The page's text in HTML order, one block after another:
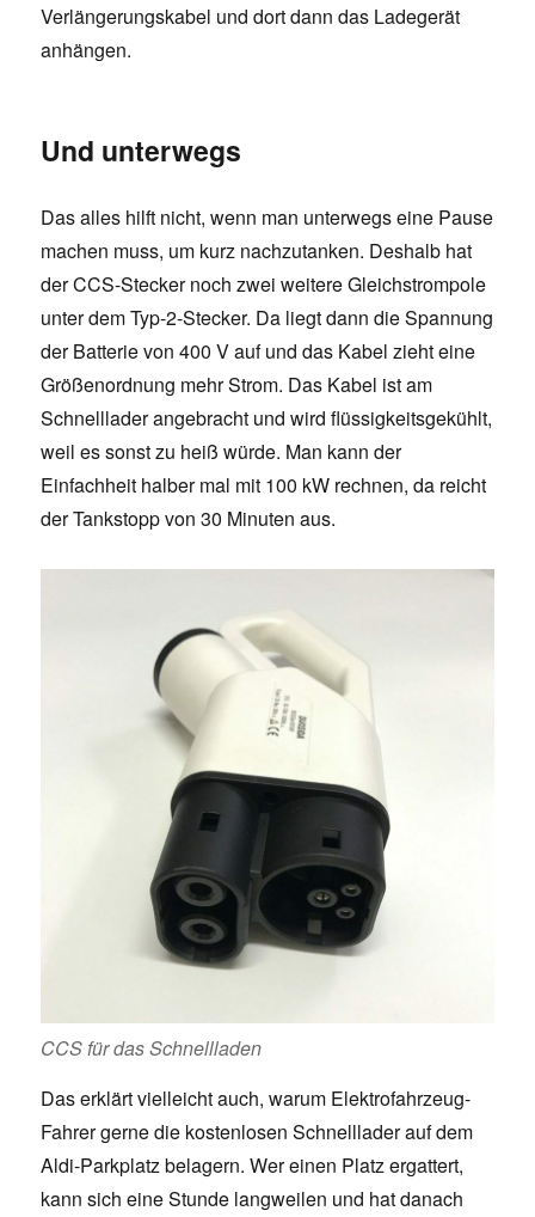
Verlängerungskabel und dort dann das Ladegerät
anhängen.
Und unterwegs
Das alles hilft nicht, wenn man unterwegs eine Pause
machen muss, um kurz nachzutanken. Deshalb hat
der CCS-Stecker noch zwei weitere Gleichstrompole
unter dem Typ-2-Stecker. Da liegt dann die Spannung
der Batterie von 400 V auf und das Kabel zieht eine
Größenordnung mehr Strom. Das Kabel ist am
Schnelllader angebracht und wird flüssigkeitsgekühlt,
weil es sonst zu heiß würde. Man kann der
Einfachheit halber mal mit 100 kW rechnen, da reicht
der Tankstopp von 30 Minuten aus.
CCS für das Schnellladen
Das erklärt vielleicht auch, warum Elektrofahrzeug-
Fahrer gerne die kostenlosen Schnelllader auf dem
Aldi-Parkplatz belagern. Wer einen Platz ergattert,
kann sich eine Stunde langweilen und hat danach